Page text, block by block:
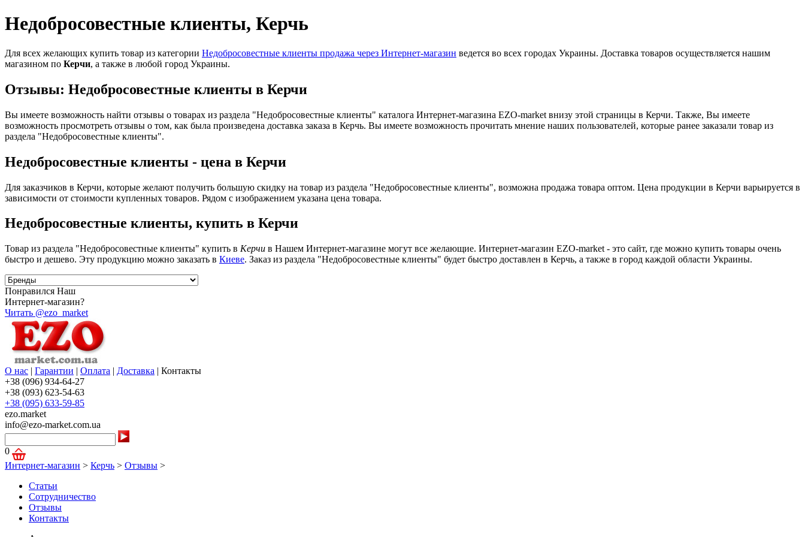
Недобросовестные клиенты, Керчь
Для всех желающих купить товар из категории Недобросовестные клиенты продажа через Интернет-магазин ведется во всех городах Украины. Доставка товаров осуществляется нашим
магазином по Керчи, а также в любой город Украины.
Отзывы: Недобросовестные клиенты в Керчи
Вы имеете возможность найти отзывы о товарах из раздела "Недобросовестные клиенты" каталога Интернет-магазина EZO-market внизу этой страницы в Керчи. Также, Вы имеете
возможность просмотреть отзывы о том, как была произведена доставка заказа в Керчь. Вы имеете возможность прочитать мнение наших пользователей, которые ранее заказали товар из
раздела "Недобросовестные клиенты".
Недобросовестные клиенты - цена в Керчи
Для заказчиков в Керчи, которые желают получить большую скидку на товар из раздела "Недобросовестные клиенты", возможна продажа товара оптом. Цена продукции в Керчи варьируется в
зависимости от стоимости купленных товаров. Рядом с изображением указана цена товара.
Недобросовестные клиенты, купить в Керчи
Товар из раздела "Недобросовестные клиенты" купить в Керчи в Нашем Интернет-магазине могут все желающие. Интернет-магазин EZO-market - это сайт, где можно купить товары очень
быстро и дешево. Эту продукцию можно заказать в Киеве. Заказ из раздела "Недобросовестные клиенты" будет быстро доставлен в Керчь, а также в город каждой области Украины.
Понравился Наш
Интернет-магазин?
Читать @ezo_market
О нас | Гарантии | Оплата | Доставка | Контакты
+38 (096) 934-64-27
+38 (093) 623-54-63
+38 (095) 633-59-85
ezo.market
info@ezo-market.com.ua
0
Интернет-магазин > Керчь > Отзывы >
Статьи
Сотрудничество
Отзывы
Контакты